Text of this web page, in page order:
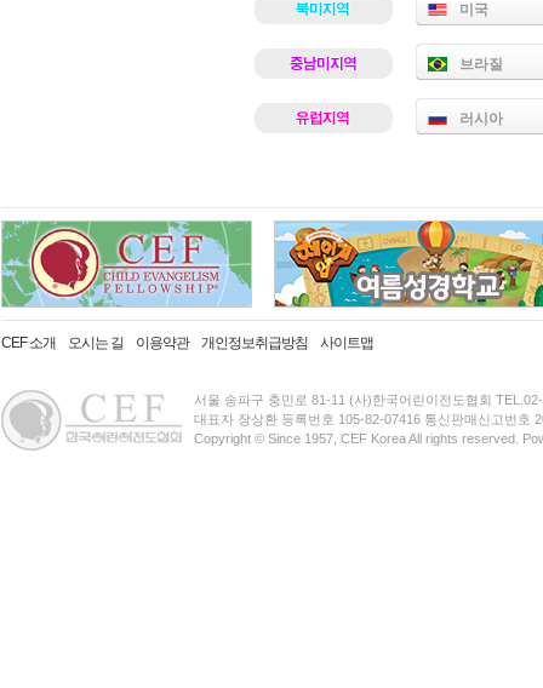
미국
브라질
러시아
CEF 소개 오시는 길 이용약관 개인정보취급방침 사이트맵
서울 송파구 충민로 81-11 (사)한국어린이전도협회
대표자 장상환 등록번호 105-82-07416 통신판매신고번호
Copyright © Since 1957, CEF Korea All rights reserved.